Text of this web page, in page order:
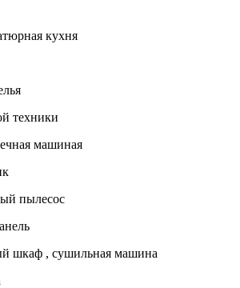
кухня
техники
машиная
пылесос
шкаф , сушильная машина